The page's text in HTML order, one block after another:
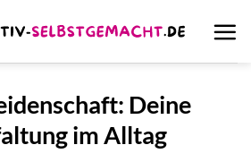
Deine
im Alltag